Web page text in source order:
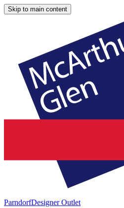
Skip to main content
ParndorfDesigner Outlet